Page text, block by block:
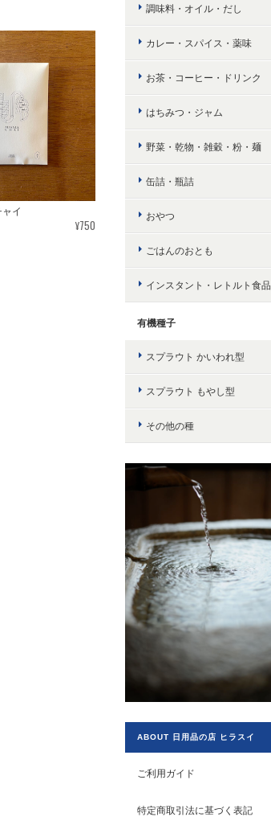
ャイ
¥750
調味料・オイル・だし
カレー・スパイス・薬味
お茶・コーヒー・ドリンク
はちみつ・ジャム
野菜・乾物・雑穀・粉・麺
缶詰・瓶詰
おやつ
ごはんのおとも
インスタント・レトルト食品
有機種子
スプラウト かいわれ型
スプラウト もやし型
その他の種
ABOUT 日用品の店 ヒラスイ
ご利用ガイド
特定商取引法に基づく表記